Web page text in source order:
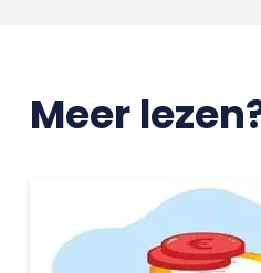
Meer